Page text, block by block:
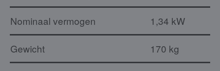
Nominaal vermogen 1,34 kW
Gewicht 170 kg